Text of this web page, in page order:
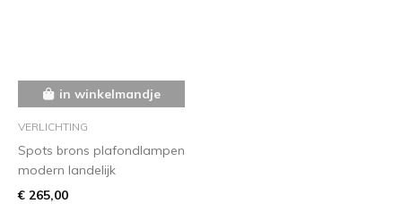
in winkelmandje
VERLICHTING
Spots brons plafondlampen
modern landelijk
€ 265,00